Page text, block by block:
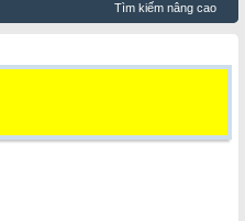
Tìm kiếm nâng cao